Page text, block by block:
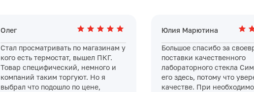
Олег
Стал просматривать по магазинам у
кого есть термостат, вышел ПКГ.
Товар специфический, немного и
компаний таким торгуют. Но я
выбрал что подошло по цене,
Юлия Марютина
Большое спасибо за
поставки качественного
лабораторного стекла
его здесь, потому что
качестве. При